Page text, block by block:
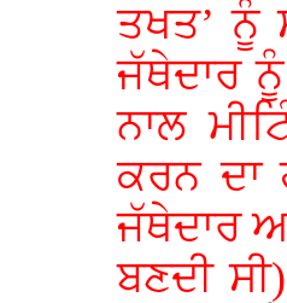
ਤਖਤ’ ਨੂੰ
ਜੱਥੇਦਾਰ
ਨਾਲ
ਕਰਨ ਦਾ
ਜੱਥੇਦਾਰ
ਬਣਦੀ